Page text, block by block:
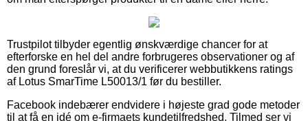
Trustpilot tilbyder egentlig ønskværdige chancer for at
efterforske en hel del andre forbrugeres observationer og af
den grund foreslår vi, at du verificerer webbutikkens ratings
af Lotus SmarTime L50013/1 før du bestiller.
Facebook indebærer endvidere i højeste grad gode metoder
til at få en idé om e-firmaets kundetilfredshed. Tilmed ser vi